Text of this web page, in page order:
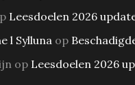
Leesdoelen 2026
l Sylluna op
op Leesdoelen 2026